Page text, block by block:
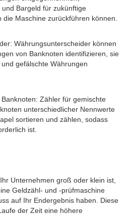
Bargeld für zukünftige
Maschine zurückführen können.
Währungsunterscheider können
von Banknoten identifizieren, sie
gefälschte Währungen
Zähler für gemischte
unterschiedlicher Nennwerte
sortieren und zählen, sodass
ist.
Unternehmen groß oder klein ist,
Geldzähl- und -prüfmaschine
auf Ihr Endergebnis haben. Diese
der Zeit eine höhere